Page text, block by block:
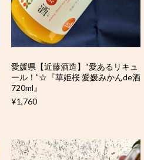
愛媛県【近藤酒造】“愛あるリキュ
ール！”☆『華姫桜 愛媛みかんde酒
720ml』
¥1,760